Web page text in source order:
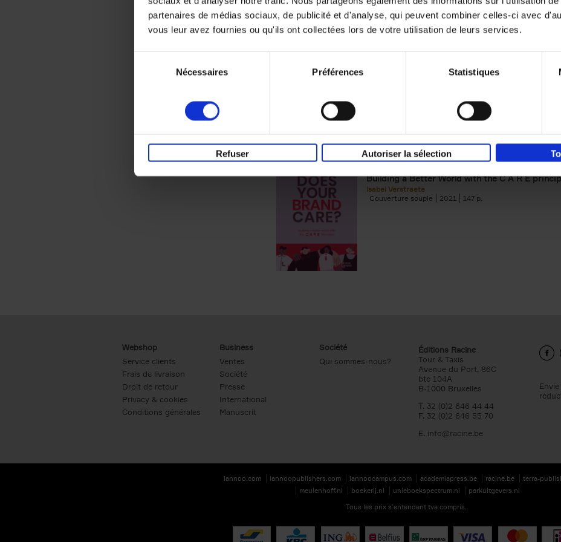
partenaires de médias sociaux, de publicité et d'analyse, qui peuvent combiner celles-ci avec
vous leur avez fournies ou qu'ils ont collectées lors de votre utilisation de leurs services.
Nécessaires Préférences Statistiques
Refuser Autoriser la sélection
Building Bonds = Building
Does Your Brand Care?
Building a Better World with the C A R E
Isabel Verstraete
Couverture souple
2021 147
Webshop
Service clients
Frais de livraison
Droit de retour
Privacy & cookies
Conditions générales
Business
Ventes
Société
Presse
International
Manuscrit
Société
Qui sommes-nous?
Éditions Racine
Tour & Taxis
Avenue du Port, 86C
bte 104A
B-1000 Bruxelles
T. 32 (0)2 646 44 44
F. 32 (0)2 646 55 70
E. info@racine.be
lannoo.com lannoopublishers.com lannoocampus.com academiapress.be racine.be
terra-
meulenhoff.nl
boekerij.nl unieboekspectrum.nl
parkuitgevers.nl
Tous les prix s’entendent tva compris.